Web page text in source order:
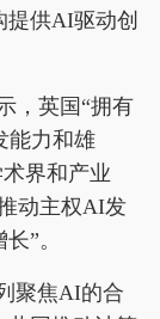
供AI驱动创
，英国“拥有
能力和雄
界和产业
动主权AI发
”。
聚焦AI的合